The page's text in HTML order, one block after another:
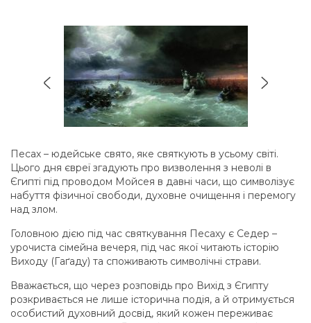
Песах – юдейське свято, яке святкують в усьому світі.
Цього дня євреї згадують про визволення з неволі в
Єгипті під проводом Мойсея в давні часи, що символізує
набуття фізичної свободи, духовне очищення і перемогу
над злом.
Головною дією під час святкування Песаху є Седер –
урочиста сімейна вечеря, під час якої читають історію
Виходу (Гаґаду) та споживають символічні страви.
Вважається, що через розповідь про Вихід з Єгипту
розкривається не лише історична подія, а й отримується
особистий духовний досвід, який кожен переживає